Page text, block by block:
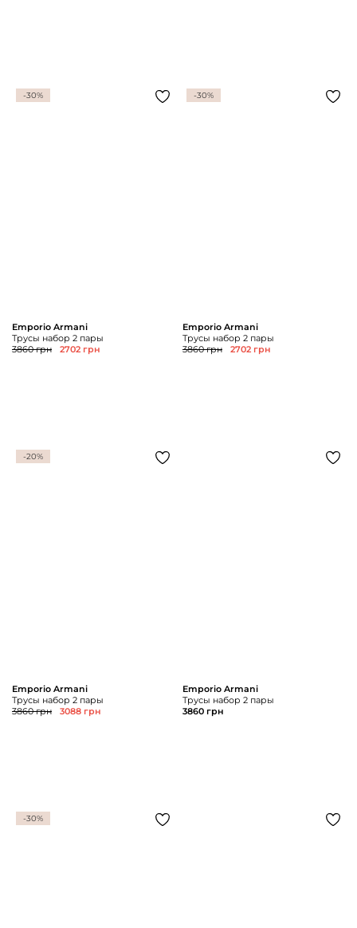
-30%
Emporio Armani
Трусы набор 2 пары
3860 грн
2702 грн
-30%
Emporio Armani
Трусы набор 2 пары
3860 грн
2702 грн
-20%
Emporio Armani
Трусы набор 2 пары
3860 грн
3088 грн
Emporio Armani
Трусы набор 2 пары
3860 грн
-30%